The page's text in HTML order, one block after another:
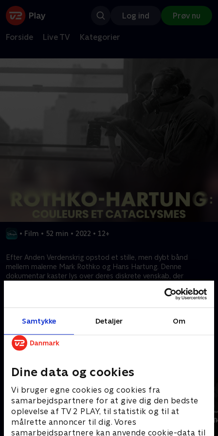
Samtykke Detaljer Om
Dine data og cookies
Vi bruger egne cookies og cookies fra
samarbejdspartnere for at give dig den bedste
oplevelse af TV 2 PLAY, til statistik og til at
målrette annoncer til dig. Vores
samarbejdspartnere kan anvende cookie-data til
Log ind Prøv nu
Forside Live TV Kategorier
• Film • 52 min • 2022 • 12+
Efter Anden Verdenskrig opstod et stille, men dybt bånd
mellem malerne Mark Rothko og Hans Hartung. Denne
dokumentar kaster lys over deres diskrete venskab, der
indflydelsesrig, metafysisk kunst. Det afslører, hvordan Rothkos
Kræver tilkøb
Mere indhold fra Disney+